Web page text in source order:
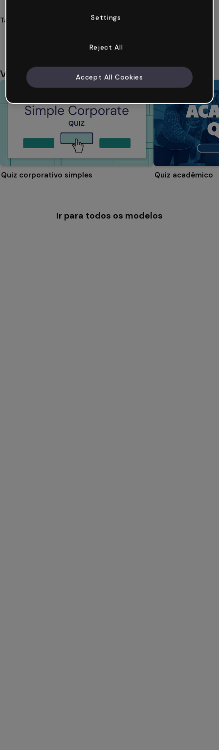
Tags
Você também pode gostar
Quiz corporativo simples Quiz acadêmico
Ir para todos os modelos
Settings
Reject All
Accept All Cookies